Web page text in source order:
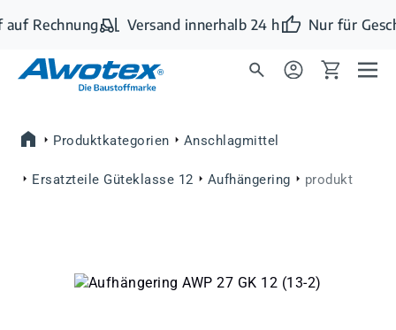
Zum Hauptinhalt springen
Rechnung Versand innerhalb 24 h Nur für
Produktkategorien Anschlagmittel
Ersatzteile Güteklasse 12 Aufhängering produkt
Bildergalerie überspringen